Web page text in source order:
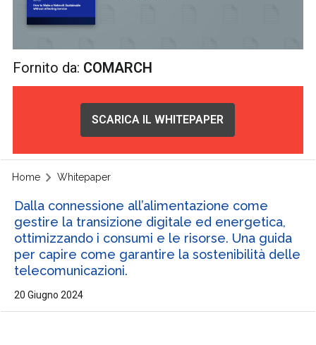
Fornito da: COMARCH
SCARICA IL WHITEPAPER
Home Whitepaper
Dalla connessione all’alimentazione come
gestire la transizione digitale ed energetica,
ottimizzando i consumi e le risorse. Una guida
per capire come garantire la sostenibilità delle
telecomunicazioni.
20 Giugno 2024